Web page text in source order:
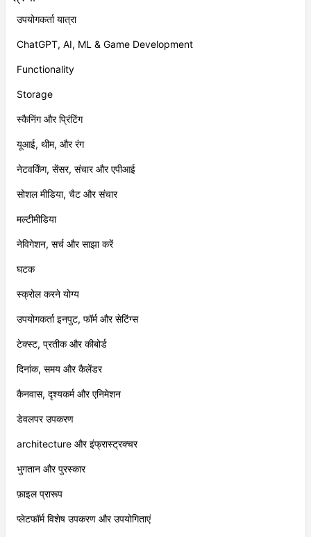
उपयोगकर्ता यात्रा
ChatGPT, AI, ML & Game Development
Functionality
Storage
स्कैनिंग और प्रिंटिंग
यूआई, थीम, और रंग
नेटवर्किंग, सेंसर, संचार और एपीआई
सोशल मीडिया, चैट और संचार
मल्टीमीडिया
नेविगेशन, सर्च और साझा करें
घटक
स्क्रोल करने योग्य
उपयोगकर्ता इनपुट, फॉर्म और सेटिंग्स
टेक्स्ट, प्रतीक और कीबोर्ड
दिनांक, समय और कैलेंडर
कैनवास, दृश्यकर्म और एनिमेशन
डेवलपर उपकरण
architecture और इंफ्रास्ट्रक्चर
भुगतान और पुरस्कार
फ़ाइल प्रारूप
प्लेटफॉर्म विशेष उपकरण और उपयोगिताएं